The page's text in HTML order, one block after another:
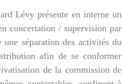
Lévy présente en interne un
concertation / supervision par
séparation des activités du
afin de se conformer
de la commission de